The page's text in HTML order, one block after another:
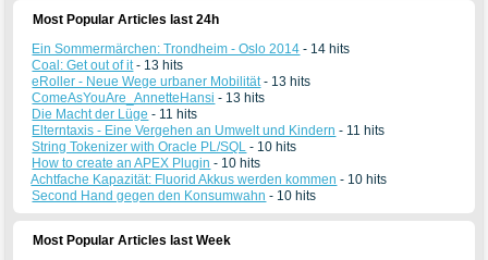
Most Popular Articles last 24h
Ein Sommermärchen: Trondheim - Oslo 2014 - 14 hits
Coal: Get out of it - 13 hits
eRoller - Neue Wege urbaner Mobilität - 13 hits
ComeAsYouAre_AnnetteHansi - 13 hits
Die Macht der Lüge - 11 hits
Elterntaxis - Eine Vergehen an Umwelt und Kindern - 11 hits
String Tokenizer with Oracle PL/SQL - 10 hits
How to create an APEX Plugin - 10 hits
Achtfache Kapazität: Fluorid Akkus werden kommen - 10 hits
Second Hand gegen den Konsumwahn - 10 hits
Most Popular Articles last Week